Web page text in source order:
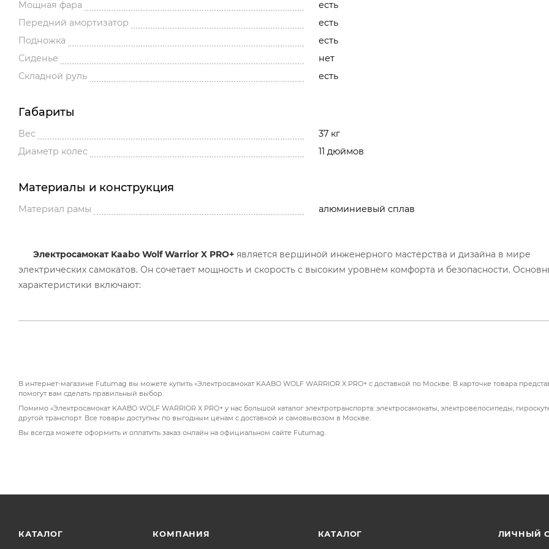
Мощная фара
есть
Передний амортизатор
есть
Подножка
есть
Сиденье
нет
Складной руль
есть
Габариты
Вес
37 кг
Диаметр колес
11 дюймов
Материалы и конструкция
Материал рамы алюминиевый сплав
Электросамокат Kaabo Wolf Warrior X PRO+ является вершиной инженерного мастерства и дизайна в мире
электрических самокатов. Он сочетает мощность и скорость с высоким уровнем комфорта и безопасности.
характеристики включают:
Светодиодная подсветка: передние фонари и регулируемая боковая подсветка улучшают видимость и
темное время суток.
Аккумулятор LG/Samsung с емкостью 60 В 28 Ач и технологией heat flow обеспечивает дальность поездки до 100
Комфортная езда: гидравлическая подвеска снижает утомляемость и улучшает комфорт во время длительных
частой зарядки.
В интернет-магазине Futumag вы можете купить «Электросамокат KAABO WOLF WARRIOR X PRO+ с доставкой по Москве. В карточке товара
помогут вам сделать правильный выбор.
Помимо «Электросамокат KAABO WOLF WARRIOR X PRO+ у нас большой каталог электротранспорта: электросамокаты, электровелосипеды,
другой транспорт. Все товары доступны по выгодным ценам с доставкой и самовывозом в Москве.
Вы всегда можете оформить и оплатить заказ онлайн на официальном сайте Futumag.
КАТАЛОГ КОМПАНИЯ КАТАЛОГ ЛИЧНЫЙ